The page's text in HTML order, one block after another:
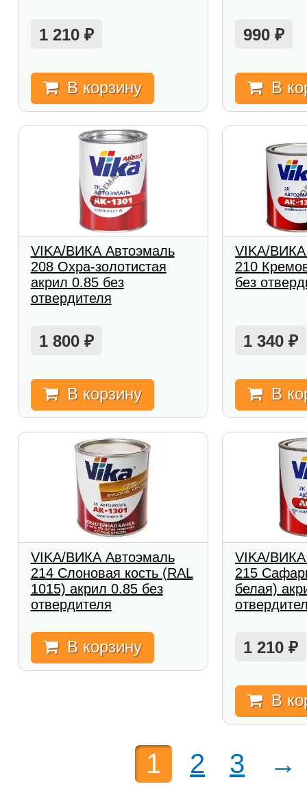
1 210 ₽
В корзину
990₽
В
VIKA/ВИКА Автоэмаль
208 Охра-золотистая
акрил 0.85 без
отвердителя
1 800 ₽
В корзину
VIKA/
210
без
1 340₽
В
VIKA/ВИКА Автоэмаль
214 Слоновая кость (RAL
1015) акрил 0.85 без
отвердителя
В корзину
VIKA/
215
белая)
1 210₽
В
1 2 3 →